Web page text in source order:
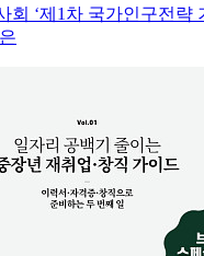
회 ‘제1차 국가인구전략